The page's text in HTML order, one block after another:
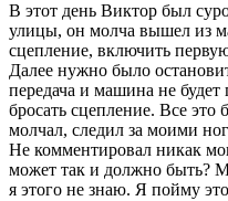
В этот день Виктор был
улицы, он молча вышел из
сцепление, включить
Далее нужно было
передача и машина не
бросать сцепление. Все
молчал, следил за моими
Не комментировал никак
может так и должно быть?
я этого не знаю. Я пойму